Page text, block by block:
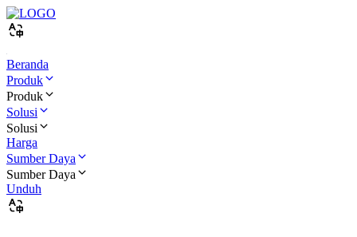
Beranda
Produk
Produk
Solusi
Solusi
Harga
Sumber Daya
Sumber Daya
Unduh